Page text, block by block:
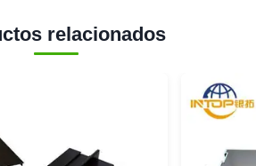
relacionados